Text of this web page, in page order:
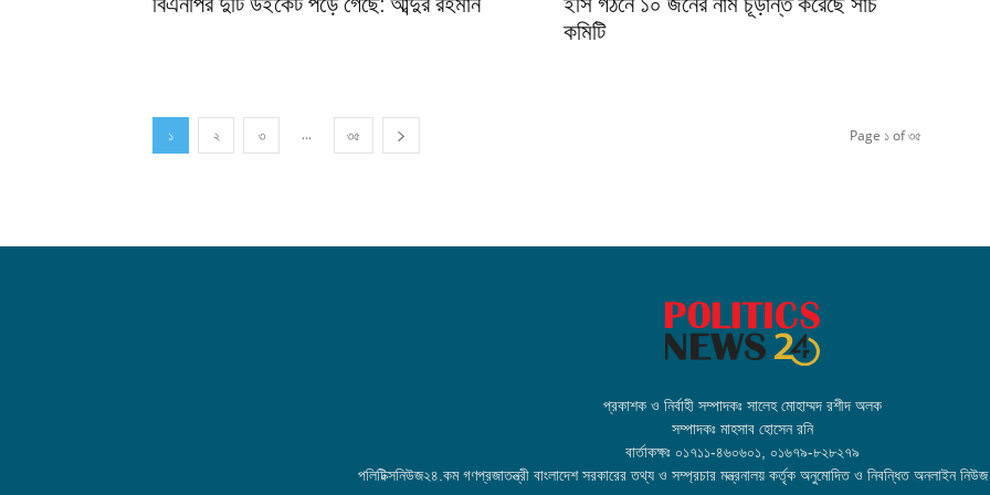
কমিটি
১ ২ ৩ ... ৩৫ Page ১ of ৩৫
প্রকাশক ও নির্বাহী সম্পাদকঃ সালেহ মোহাম্মদ রশীদ অলক
সম্পাদকঃ মাহসাব হোসেন রনি
বার্তাকক্ষঃ ০১৭১১-৪৬০৬০১, ০১৬৭৯-৮২৮২৭৯
পলিটিক্সনিউজ২৪.কম গণপ্রজাতন্ত্রী বাংলাদেশ সরকারের তথ্য ও সম্প্রচার মন্ত্রনালয় কর্তৃক অনুমোদিত ও নিবন্ধিত অনলাইন